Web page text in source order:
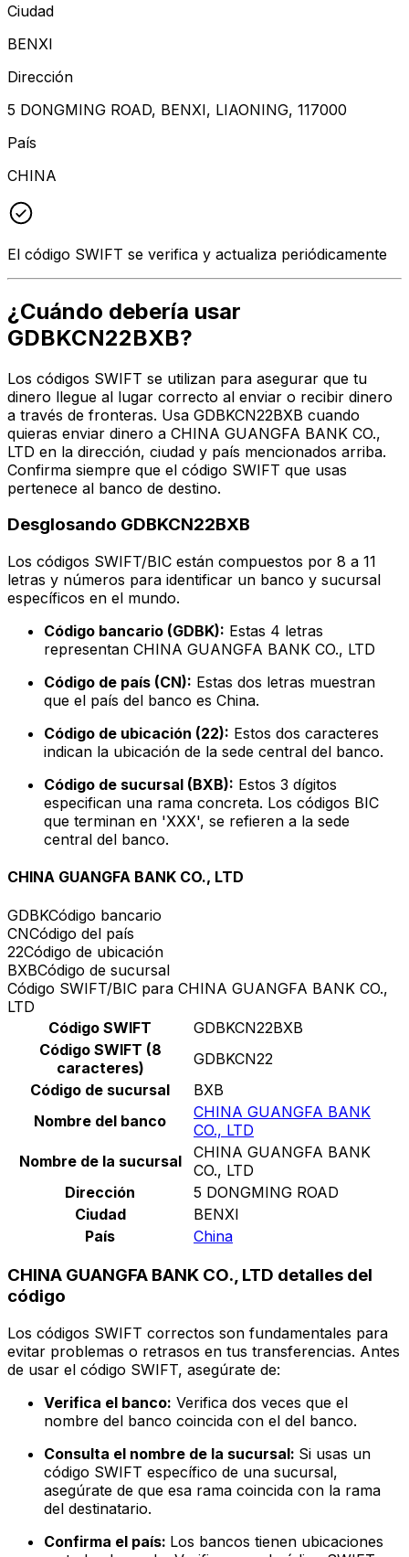
Ciudad
BENXI
Dirección
5 DONGMING ROAD, BENXI, LIAONING, 117000
País
CHINA
El código SWIFT se verifica y actualiza periódicamente
¿Cuándo debería usar
GDBKCN22BXB?
Los códigos SWIFT se utilizan para asegurar que tu
dinero llegue al lugar correcto al enviar o recibir dinero
a través de fronteras. Usa GDBKCN22BXB cuando
quieras enviar dinero a CHINA GUANGFA BANK CO.,
LTD en la dirección, ciudad y país mencionados arriba.
Confirma siempre que el código SWIFT que usas
pertenece al banco de destino.
Desglosando GDBKCN22BXB
Los códigos SWIFT/BIC están compuestos por 8 a 11
letras y números para identificar un banco y sucursal
específicos en el mundo.
Código bancario (GDBK): Estas 4 letras
representan CHINA GUANGFA BANK CO., LTD
Código de país (CN): Estas dos letras muestran
que el país del banco es China.
Código de ubicación (22): Estos dos caracteres
indican la ubicación de la sede central del banco.
Código de sucursal (BXB): Estos 3 dígitos
especifican una rama concreta. Los códigos BIC
que terminan en 'XXX', se refieren a la sede
central del banco.
CHINA GUANGFA BANK CO., LTD
GDBKCódigo bancario
CNCódigo del país
22Código de ubicación
BXBCódigo de sucursal
Código SWIFT/BIC para CHINA GUANGFA BANK CO.,
LTD
Código SWIFT
GDBKCN22BXB
Código SWIFT (8
caracteres)
GDBKCN22
Código de sucursal
BXB
Nombre del banco
CHINA GUANGFA BANK
CO., LTD
Nombre de la sucursal
CHINA GUANGFA BANK
CO., LTD
Dirección
5 DONGMING ROAD
Ciudad
BENXI
País
China
CHINA GUANGFA BANK CO., LTD detalles del
código
Los códigos SWIFT correctos son fundamentales para
evitar problemas o retrasos en tus transferencias. Antes
de usar el código SWIFT, asegúrate de:
Verifica el banco: Verifica dos veces que el
nombre del banco coincida con el del banco.
Consulta el nombre de la sucursal: Si usas un
código SWIFT específico de una sucursal,
asegúrate de que esa rama coincida con la rama
del destinatario.
Confirma el país: Los bancos tienen ubicaciones